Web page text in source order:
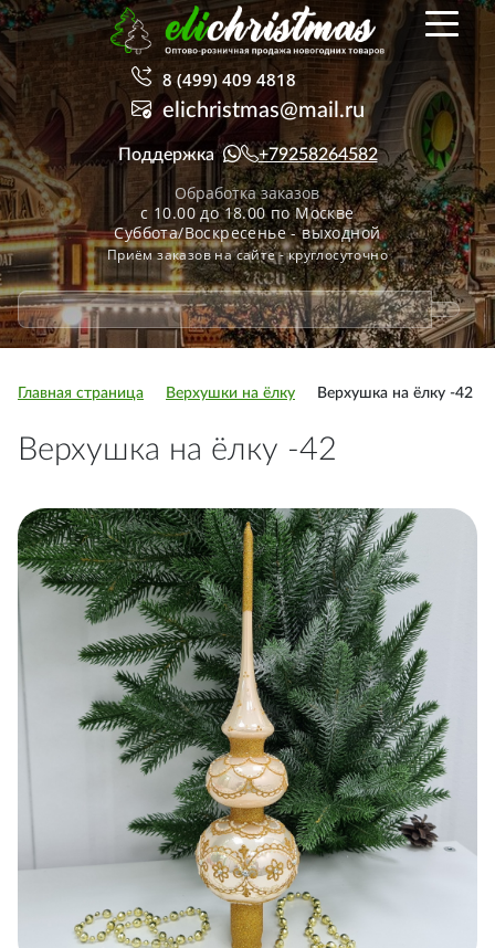
8 (499) 409 4818
elichristmas@mail.ru
Поддержка +79258264582
Обработка заказов
с 10.00 до 18.00 по Москве
Суббота/Воскресенье - выходной
Приём заказов на сайте - круглосуточно
Главная страница Верхушки на ёлку Верхушка на ёлку -42
Верхушка на ёлку -42